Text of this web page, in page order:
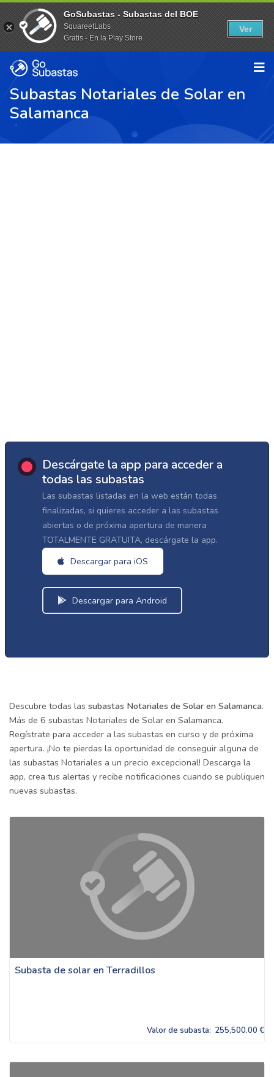
Subastas Notariales de Solar en
Salamanca
Descárgate la app para acceder a
todas las subastas
Las subastas listadas en la web están todas
finalizadas, si quieres acceder a las subastas
abiertas o de próxima apertura de manera
TOTALMENTE GRATUITA, descárgate la app.
Descargar para iOS
Descargar para Android
Descubre todas las subastas Notariales de Solar en Salamanca.
Más de 6 subastas Notariales de Solar en Salamanca.
Regístrate para acceder a las subastas en curso y de próxima
apertura. ¡No te pierdas la oportunidad de conseguir alguna de
las subastas Notariales a un precio excepcional! Descarga la
app, crea tus alertas y recibe notificaciones cuando se publiquen
nuevas subastas.
Subasta de solar en Terradillos
Valor de subasta: 255,500.00 €
GoSubastas - Subastas del BOE
SquareetLabs
Gratis - En la Play Store
Ver